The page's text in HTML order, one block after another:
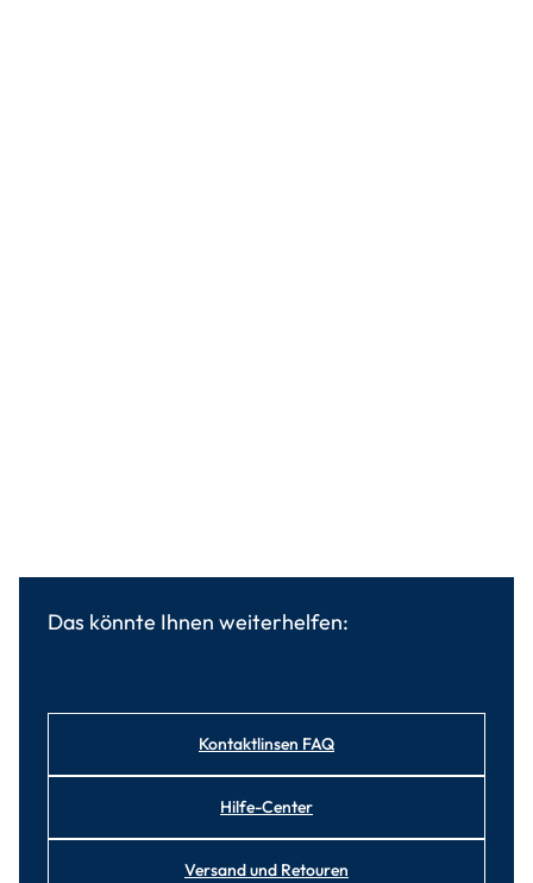
Das könnte Ihnen weiterhelfen:
Kontaktlinsen FAQ
Hilfe-Center
Versand und Retouren